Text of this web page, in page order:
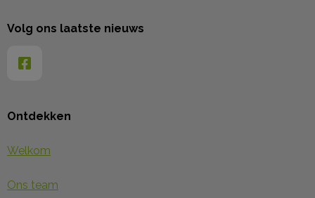
Ontdekken
Welkom
Ons team
Volg ons laatste nieuws